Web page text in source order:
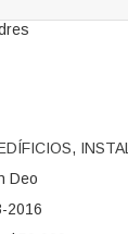
,
Deo
2016